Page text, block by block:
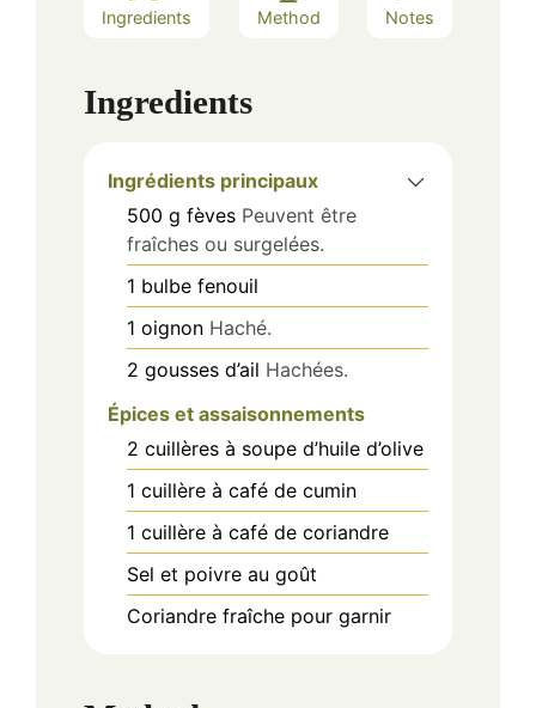
Ingredients Method Notes
Ingredients
Ingrédients principaux
500 g fèves Peuvent être
fraîches ou surgelées.
1 bulbe fenouil
1 oignon Haché.
2 gousses d’ail Hachées.
Épices et assaisonnements
2 cuillères à soupe d’huile d’olive
1 cuillère à café de cumin
1 cuillère à café de coriandre
Sel et poivre au goût
Coriandre fraîche pour garnir